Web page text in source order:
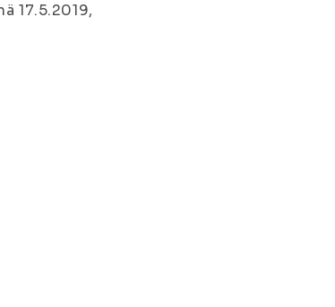
17.5.2019,